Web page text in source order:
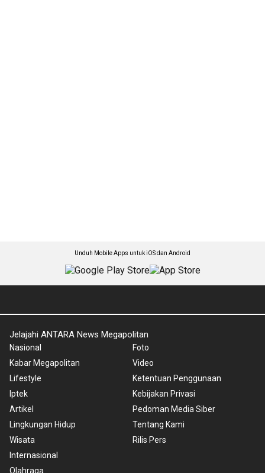
Unduh Mobile Apps untuk iOS dan Android
Jelajahi ANTARA News Megapolitan
Nasional
Kabar Megapolitan
Lifestyle
Iptek
Artikel
Lingkungan Hidup
Wisata
Internasional
Olahraga
Foto
Video
Ketentuan Penggunaan
Kebijakan Privasi
Pedoman Media Siber
Tentang Kami
Rilis Pers